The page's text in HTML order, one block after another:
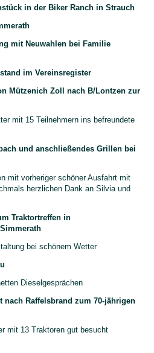
in der Biker Ranch in Strauch
mit Neuwahlen bei Familie
im Vereinsregister
Mützenich Zoll nach B/Lontzen zur
mit 15 Teilnehmern ins befreundete
und anschließendes Grillen bei
mit vorheriger schöner Ausfahrt mit
herzlichen Dank an Silvia und
Traktortreffen in
bei schönem Wetter
Dieselgesprächen
nach Raffelsbrand zum 70-jährigen
mit 13 Traktoren gut besucht